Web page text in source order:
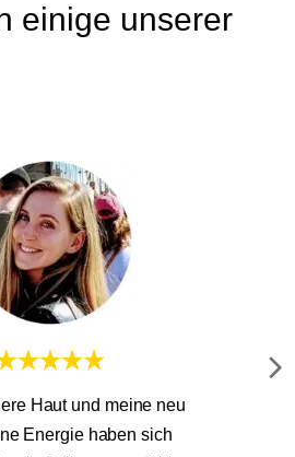
einige unserer
Haut und meine neu
Energie haben sich